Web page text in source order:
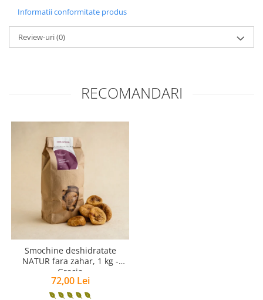
Informatii conformitate produs
Review-uri(0)
RECOMANDARI
Smochine deshidratate
NATUR fara zahar, 1 kg -
Grecia
72,00 Lei